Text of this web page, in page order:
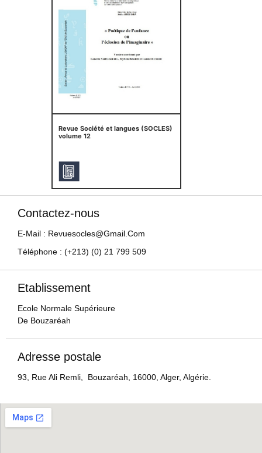
Revue Société et langues (SOCLES)
volume 12
Contactez-nous
E-Mail : Revuesocles@gmail.com
Téléphone : (+213) (0) 21 799 509
Etablissement
Ecole Normale Supérieure
De Bouzaréah
Adresse postale
93, Rue Ali Remli, Bouzaréah, 16000, Alger, Algérie.